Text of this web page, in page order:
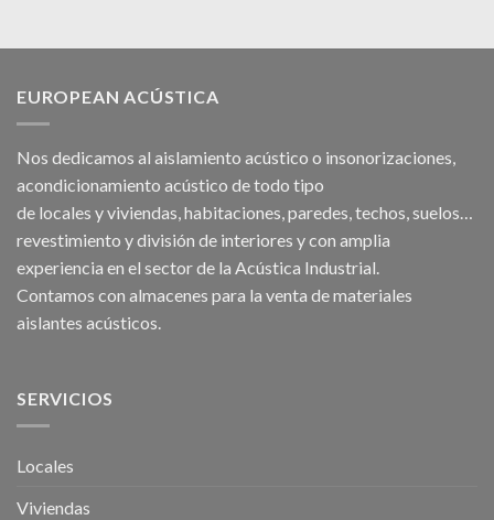
EUROPEAN ACÚSTICA
Nos dedicamos al aislamiento acústico o insonorizaciones
acondicionamiento acústico de todo tipo
de locales yviviendas , habitaciones, paredes techos , suelos…
revestimiento y división de interiores y con amplia
experiencia en el sector de la Acústica Industrial.
Contamos con almacenes para la venta demateriales
aislantes acústicos
SERVICIOS
Locales
Viviendas